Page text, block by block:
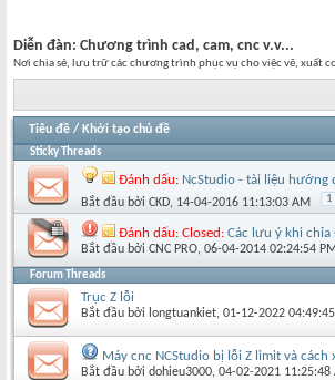
Diễn đàn: Chương trình cad, cam, cnc v.v...
Nơi chia sẻ, lưu trữ các chương trình phục vụ cho việc vẽ, xuất
Tiêu đề / Khởi tạo chủ đề
Sticky Threads
Đánh dấu: NcStudio - tài liệu hướng
Bắt đầu bởi CKD‎, 14-04-2016 11:13:03 AM 1
Đánh dấu: Closed: Các lưu ý khi
Bắt đầu bởi CNC PRO‎, 06-04-2014 02:24:54 PM
Forum Threads
Trục Z lỗi
Bắt đầu bởi longtuankiet‎, 01-12-2022
Máy cnc NCStudio bị lỗi Z limit và cách
Bắt đầu bởi dohieu3000‎, 04-02-2021 11:25:48